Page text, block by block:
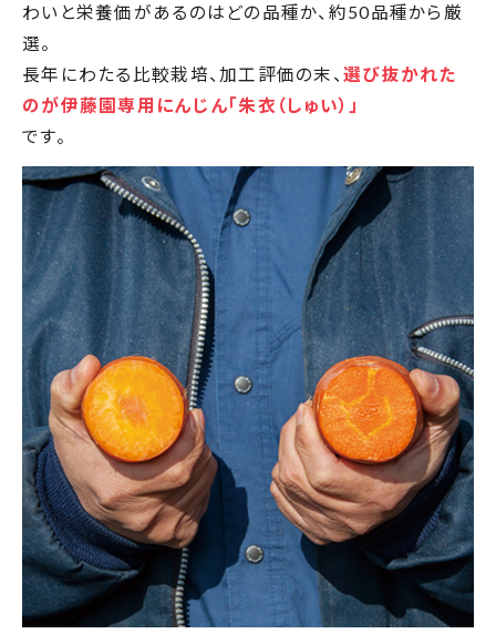
わいと栄養価があるのはどの品種か、約50品種から厳
選。
長年にわたる比較栽培、加工評価の末、選び抜かれた
のが伊藤園専用にんじん「朱衣（しゅい）」
です。